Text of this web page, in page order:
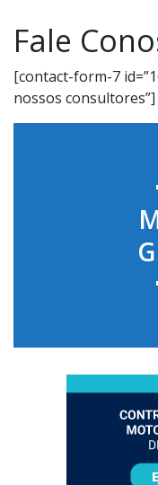
Fale
[contact-form-7
nossos consultores”]